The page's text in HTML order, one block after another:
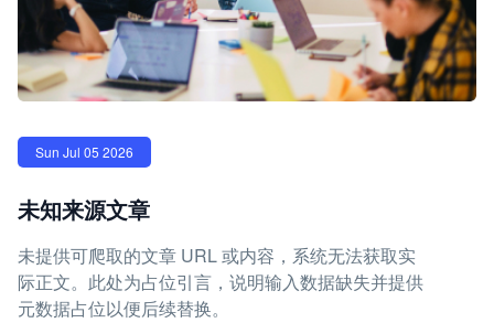
Sun Jul 05 2026
未知来源文章
未提供可爬取的文章 URL 或内容，系统无法获取实
际正文。此处为占位引言，说明输入数据缺失并提供
元数据占位以便后续替换。